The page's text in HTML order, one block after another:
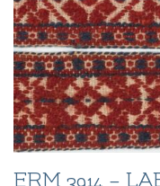
ERM 3914 –